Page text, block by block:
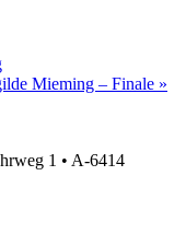
Mieming – Finale »
1 • A-6414